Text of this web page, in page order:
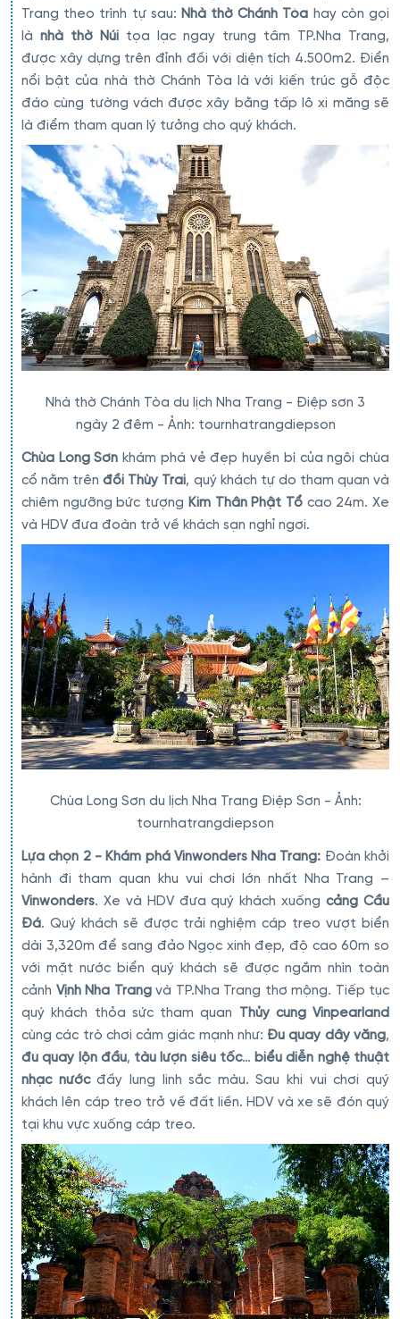
Trang theo trình tự sau: Nhà thờ Chánh Tòa hay còn gọi
là nhà thờ Núi tọa lạc ngay trung tâm TP.Nha Trang,
được xây dựng trên đỉnh đồi với diện tích 4.500m2. Điển
nổi bật của nhà thờ Chánh Tòa là với kiến trúc gỗ độc
đáo cùng tường vách được xây bằng tấp lô xi măng sẽ
là điểm tham quan lý tưởng cho quý khách.
Nhà thờ Chánh Tòa du lịch Nha Trang - Điệp sơn 3
ngày 2 đêm - Ảnh: tournhatrangdiepson
Chùa Long Sơn khám phá vẻ đẹp huyền bí của ngôi chùa
cổ nằm trênđồi Thùy Trai, quý khách tự do tham quan và
chiêm ngưỡng bức tượng Kim Thân Phật Tổcao 24m. Xe
và HDV đưa đoàn trở về khách sạn nghỉ ngơi.
Chùa Long Sơn du lịch Nha Trang Điệp Sơn - Ảnh:
tournhatrangdiepson
Lựa chọn 2 - Khám phá Vinwonders Nha Trang: Đoàn khởi
hành đi tham quan khu vui chơi lớn nhất Nha Trang –
Vinwonders. Xe và HDV đưa quý khách xuốngcảng Cầu
Đá. Quý khách sẽ được trải nghiệm cáp treo vượt biển
dài 3,320m để sang đảo Ngọc xinh đẹp, độ cao 60m so
với mặt nước biển quý khách sẽ được ngắm nhìn toàn
cảnh Vịnh Nha Trangvà TP.Nha Trang thơ mộng. Tiếp tục
quý khách thỏa sức tham quan Thủy cung Vinpearland
cùng các trò chơi cảm giác mạnh như: Đu quay dây văng,
đu quay lộn đầu, tàu lượn siêu tốc…biểu diễn nghệ thuật
nhạc nướcđầy lung linh sắc màu. Sau khi vui chơi quý
khách lên cáp treo trở về đất liền. HDV và xe sẽ đón quý
tại khu vực xuống cáp treo.